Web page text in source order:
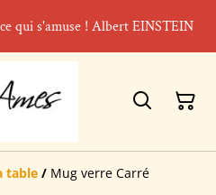
qui s'amuse ! Albert EINSTEIN
table / Mug verre Carré